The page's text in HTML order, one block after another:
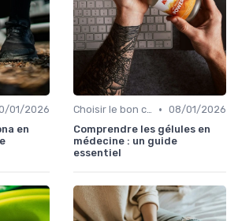
01/2026
en
Choisir le bon complément • 08/01/2026
Comprendre les gélules en
médecine : un guide
essentiel